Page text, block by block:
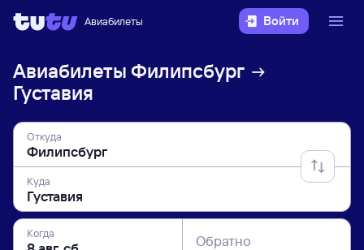
Авиабилеты Войти
Авиабилеты Филипсбург
Густавия
Откуда
Куда
Когда Обратно